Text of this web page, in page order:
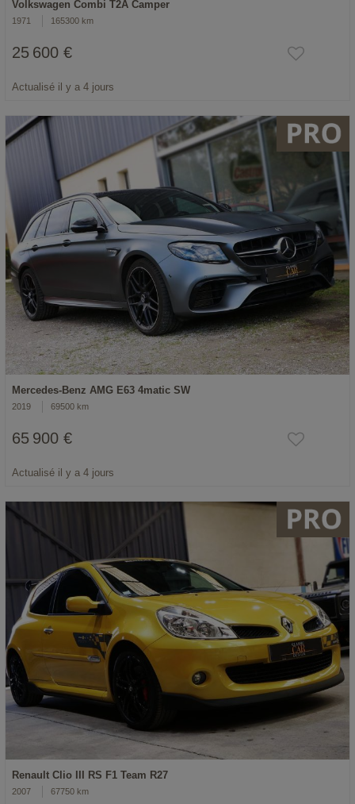
Volkswagen Combi T2A Camper
1971 165300 km
25 600 €
Actualisé il y a 4 jours
Mercedes-Benz AMG E63 4matic SW
2019 69500 km
65 900 €
Actualisé il y a 4 jours
Renault Clio III RS F1 Team R27
2007 67750 km